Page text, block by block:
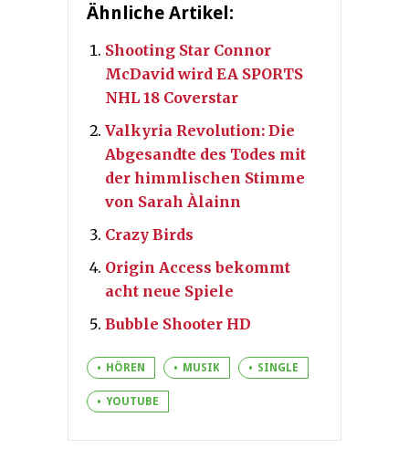
Ähnliche Artikel:
Shooting Star Connor
McDavid wird EA SPORTS
NHL 18 Coverstar
Valkyria Revolution: Die
Abgesandte des Todes mit
der himmlischen Stimme
von Sarah Àlainn
Crazy Birds
Origin Access bekommt
acht neue Spiele
Bubble Shooter HD
HÖREN MUSIK SINGLE
YOUTUBE